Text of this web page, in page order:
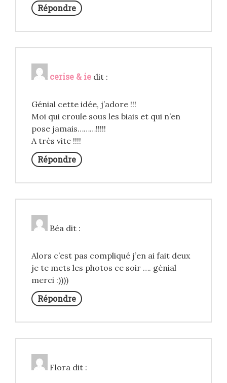
Répondre
cerise & ie dit :
Génial cette idée, j’adore !!!
Moi qui croule sous les biais et qui n’en
pose jamais………!!!!!
A très vite !!!!
Répondre
Béa dit :
Alors c’est pas compliqué j’en ai fait deux
je te mets les photos ce soir …. génial
merci :))))
Répondre
Flora dit :